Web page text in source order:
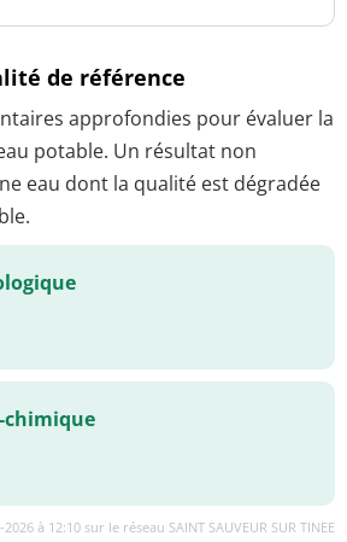
de référence
approfondies pour évaluer la
potable. Un résultat non
eau dont la qualité est dégradée
chimique
à 12:10 sur le réseau SAINT SAUVEUR SUR TINEE